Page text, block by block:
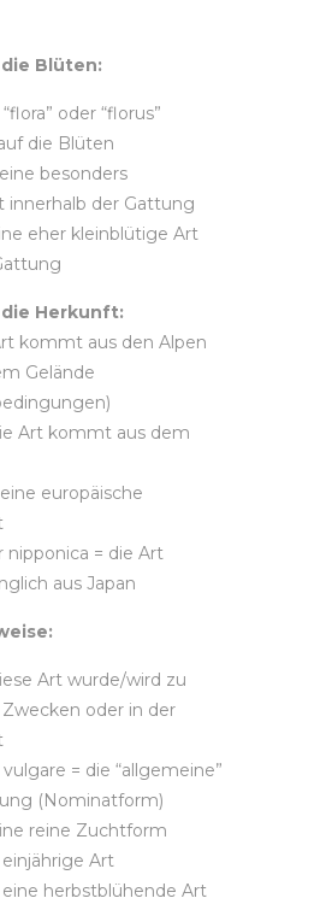
Blüten:
oder “florus”
die Blüten
besonders
innerhalb der Gattung
eher kleinblütige Art
Herkunft:
kommt aus den Alpen
Gelände
Art kommt aus dem
europäische
nipponica = die Art
aus Japan
Art wurde/wird zu
oder in der
= die “allgemeine”
(Nominatform)
reine Zuchtform
Art
herbstblühende Art